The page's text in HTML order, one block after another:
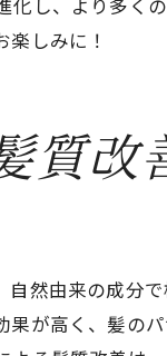
らす健康への効果
クの選択肢
で得られる満足感
品の価値
る変化
る具体的な効果
善ステップ
し、より多く
しみに！
質改
然由来の成分
が高く、髪の